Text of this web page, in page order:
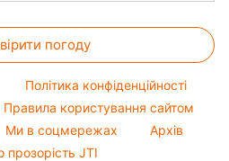
погоду
Політика конфіденційності
Правила користування сайтом
Ми в соцмережах
Архів
прозорість JTI